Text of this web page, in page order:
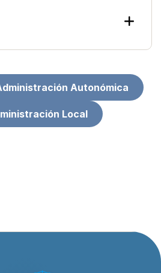
Autonómica
Local